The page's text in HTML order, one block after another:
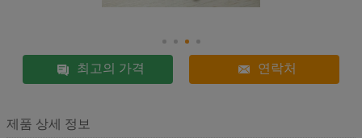
최고의 가격 연락처
제품 상세 정보